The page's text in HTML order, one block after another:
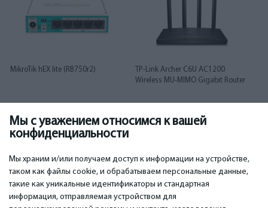
Мы с уважением относимся к вашей
конфиденциальности
Мы храним и/или получаем доступ к информации на устройстве,
таком как файлы cookie, и обрабатываем персональные данные,
такие как уникальные идентификаторы и стандартная
информация, отправляемая устройством для
MikroTik hEX lite (RB750r2)
38.00€
TP-Link Archer C6U AC1200
Wireless MU-MIMO Gigabit Router
50.00€
1 2 3 4 5 6